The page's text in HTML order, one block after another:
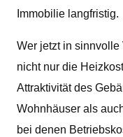
Immobilie langfristig.
Wer jetzt in sinnvolle
nicht nur die
Attraktivität des
Wohnhäuser als
bei denen